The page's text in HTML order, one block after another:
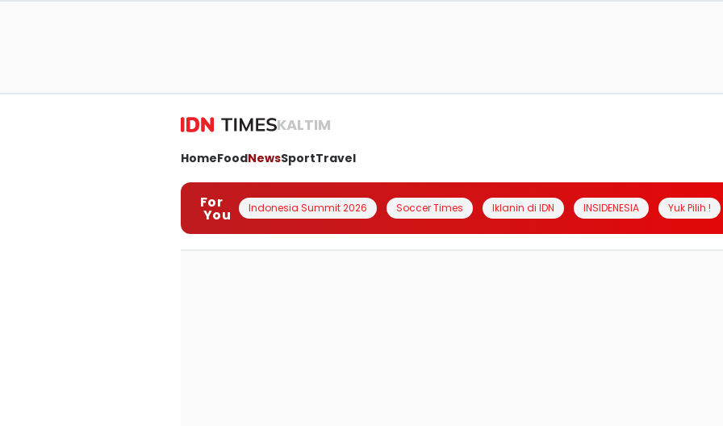
KALTIM
HomeFoodNewsSportTravel
For
You Indonesia Summit 2026 Soccer Times Iklanin di IDN INSIDENESIA Yuk Pilih !